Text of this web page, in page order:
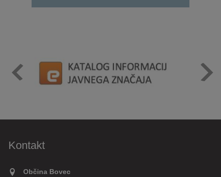
Kontakt
Občina Bovec